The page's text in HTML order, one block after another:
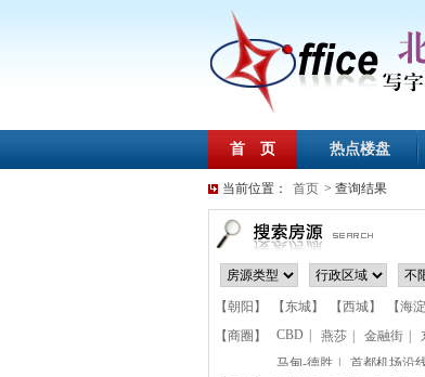
首 页 热点楼盘
当前位置： 首页 > 查询结果
【朝阳】 【东城】 【西城】 【海淀
【商圈】
CBD 燕莎 金融街
马甸-德胜 | 首都机场沿